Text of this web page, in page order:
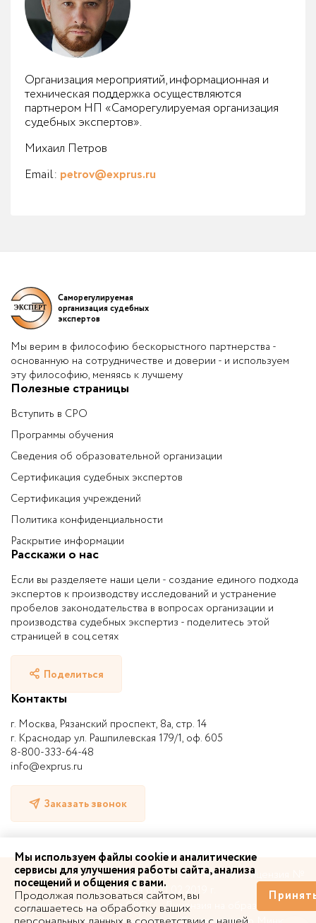
Организация мероприятий, информационная и
техническая поддержка осуществляются
партнером НП «Саморегулируемая организация
судебных экспертов».
Михаил Петров
Email: petrov@exprus.ru
Саморегулируемая
организация судебных
экспертов
Мы верим в философию бескорыстного партнерства -
основанную на сотрудничестве и доверии - и используем
эту философию, меняясь к лучшему
Полезные страницы
Вступить в СРО
Программы обучения
Сведения об образовательной организации
Сертификация судебных экспертов
Сертификация учреждений
Политика конфиденциальности
Раскрытие информации
Расскажи о нас
Если вы разделяете наши цели - создание единого подхода
экспертов к производству исследований и устранение
пробелов законодательства в вопросах организации и
производства судебных экспертиз - поделитесь этой
страницей в соц.сетях
Поделиться
Контакты
г. Москва, Рязанский проспект, 8а, стр. 14
г. Краснодар ул. Рашпилевская 179/1, оф. 605
8-800-333-64-48
info@exprus.ru
Заказать звонок
© 2010-2026 | НП «СРО судебных экспертов», лицензия №
0399004 от 11.02.2019 г.
Выписка из реестра СРО
Лицензия на образование
Мы используем файлы cookie и аналитические
сервисы для улучшения работы сайта, анализа
посещений и общения с вами.
Продолжая пользоваться сайтом, вы
соглашаетесь на обработку ваших